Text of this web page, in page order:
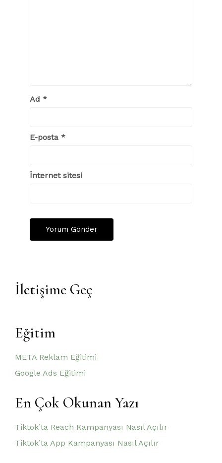
Ad *
E-posta *
İnternet sitesi
İletişime Geç
Eğitim
META Reklam Eğitimi
Google Ads Eğitimi
En Çok Okunan Yazı
Tiktok’ta Reach Kampanyası Nasıl Açılır
Tiktok’ta App Kampanyası Nasıl Açılır